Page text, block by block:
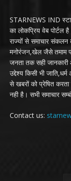
STARNEWS IND
का लोकप्रिय वेब पोर्टल
राज्यों से समाचार संकलन
मनोरंजन,खेल जैसे तमाम
जनता तक सही जानकारी
उद्देश्य किसी भी
से खबरों को प्रेषित
नही है। सभी समाचार
Contact us: